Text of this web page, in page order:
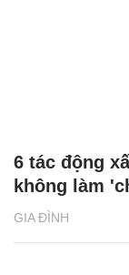
GIA ĐÌNH
6 tác động
không làm